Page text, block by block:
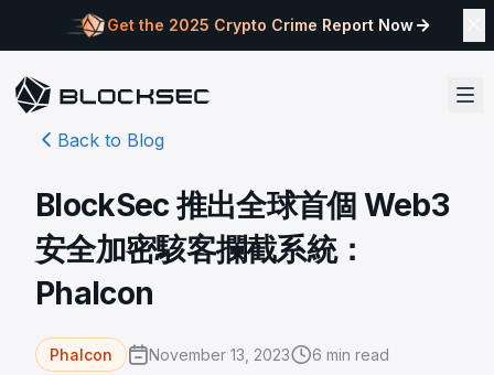
Get the 2025 Crypto Crime Report Now
Back to Blog
BlockSec 推出全球首個 Web3
安全加密駭客攔截系統：
Phalcon
Phalcon November 13, 2023 6 min read